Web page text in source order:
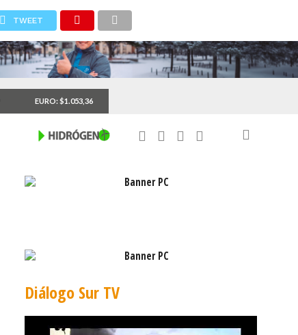
EURO: $1.053,36
TWEET
Diálogo Sur TV